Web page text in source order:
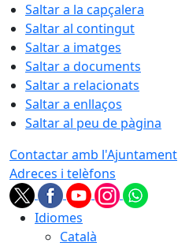
Saltar a la capçalera
Saltar al contingut
Saltar a imatges
Saltar a documents
Saltar a relacionats
Saltar a enllaços
Saltar al peu de pàgina
Contactar amb l'Ajuntament
Adreces i telèfons
Idiomes
Català